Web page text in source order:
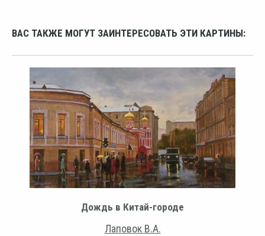
ВАС ТАКЖЕ МОГУТ ЗАИНТЕРЕСОВАТЬ ЭТИ КАРТИНЫ:
Дождь в Китай-городе
Лаповок В.А.